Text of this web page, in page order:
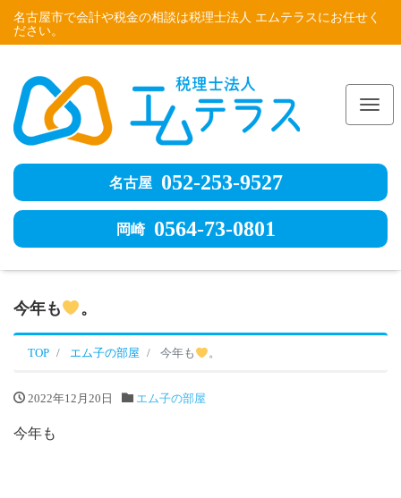
名古屋市で会計や税金の相談は税理士法人 エムテラスにお任せく
ださい。
名古屋 052-253-9527
岡崎 0564-73-0801
今年も 。
TOP エム子の部屋 今年も 。
2022年12月20日 エム子の部屋
今年も